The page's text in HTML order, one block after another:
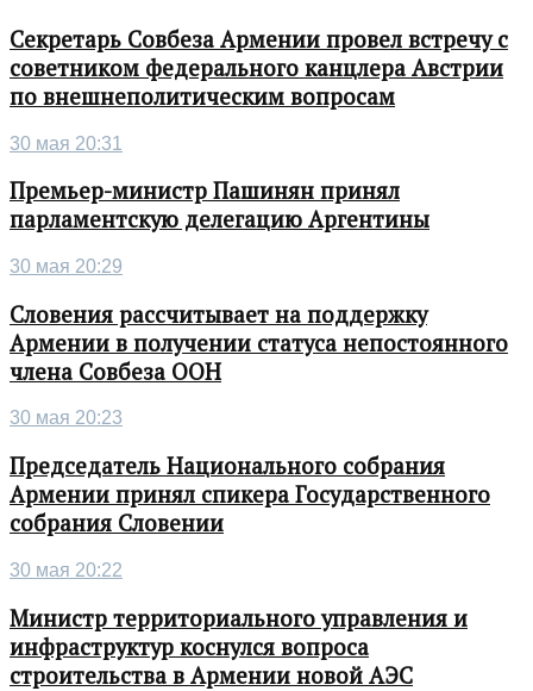
Секретарь Совбеза Армении провел встречу с
советником федерального канцлера Австрии
по внешнеполитическим вопросам
30 мая 20:31
Премьер-министр Пашинян принял
парламентскую делегацию Аргентины
30 мая 20:29
Словения рассчитывает на поддержку
Армении в получении статуса непостоянного
члена Совбеза ООН
30 мая 20:23
Председатель Национального собрания
Армении принял спикера Государственного
собрания Словении
30 мая 20:22
Министр территориального управления и
инфраструктур коснулся вопроса
строительства в Армении новой АЭС